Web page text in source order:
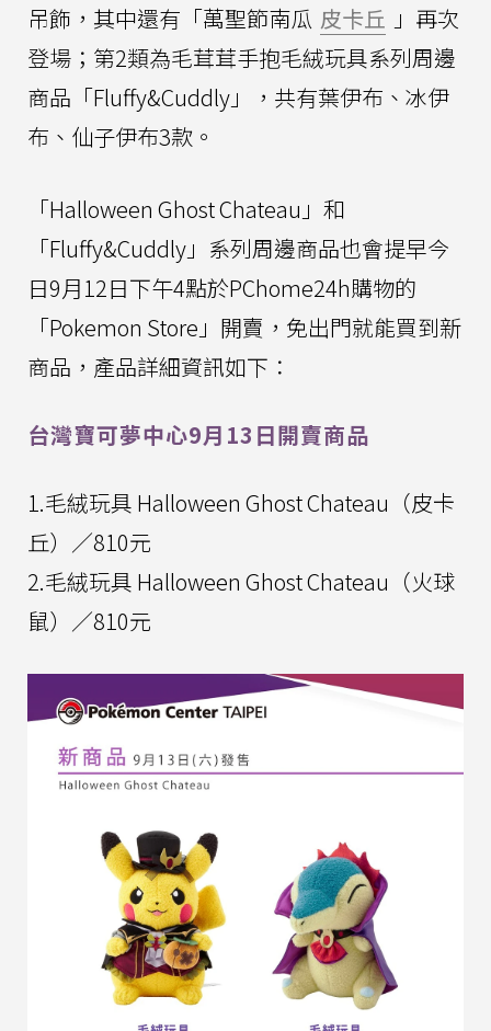
吊飾，其中還有「萬聖節南瓜 皮卡丘 」再次
登場；第2類為毛茸茸手抱毛絨玩具系列周邊
商品「Fluffy&Cuddly」，共有葉伊布、冰伊
布、仙子伊布3款。
「Halloween Ghost Chateau」和
「Fluffy&Cuddly」系列周邊商品也會提早今
日9月12日下午4點於PChome24h購物的
「Pokemon Store」開賣，免出門就能買到新
商品，產品詳細資訊如下：
台灣寶可夢中心9月13日開賣商品
1.毛絨玩具 Halloween Ghost Chateau（皮卡
丘）／810元
2.毛絨玩具 Halloween Ghost Chateau（火球
鼠）／810元